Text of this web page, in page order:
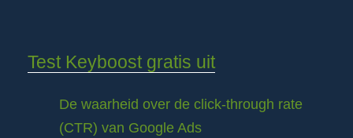
Test Keyboost gratis uit
De waarheid over de click-through rate
(CTR) van Google Ads